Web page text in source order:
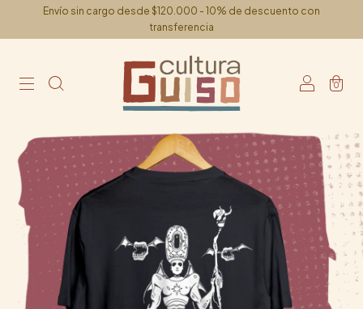
Envío sin cargo desde $120.000 - 10% de descuento con
transferencia
0